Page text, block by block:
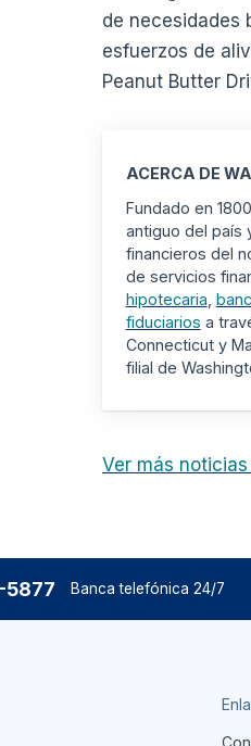
de necesidades
esfuerzos de
Peanut Butter
ACERCA DE
Fundado en
antiguo del país
financieros del
de servicios
hipotecaria
fiduciarios a
Connecticut y
filial de
Ver más
Banca telefónica 24/7